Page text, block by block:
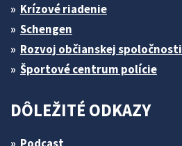
Krízové riadenie
Schengen
Rozvoj občianskej spoločnosti
Športové centrum polície
DÔLEŽITÉ ODKAZY